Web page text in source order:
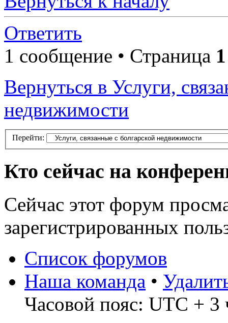
Ответить
1 сообщение • Страница 1
Вернуться в Услуги,
недвижимости
Перейти:
Кто сейчас на
Сейчас этот форум
зарегистрированных
Список форумов
Наша команда •
Часовой пояс: UTC + 3